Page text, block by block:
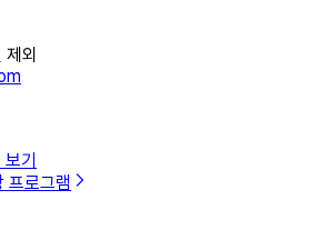
제외
보기
프로그램